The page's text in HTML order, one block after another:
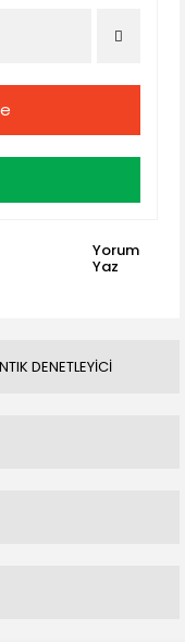
DENETLEYİCİ
Yorum
Yaz